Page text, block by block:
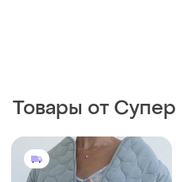
Товары от